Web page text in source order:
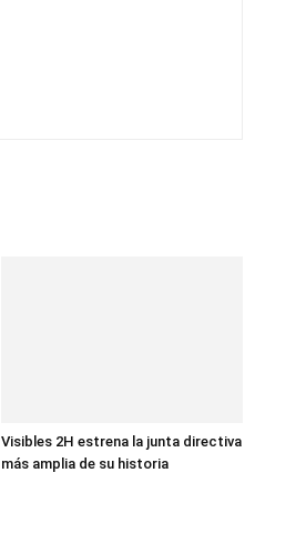
Visibles 2H estrena la junta directiva
más amplia de su historia